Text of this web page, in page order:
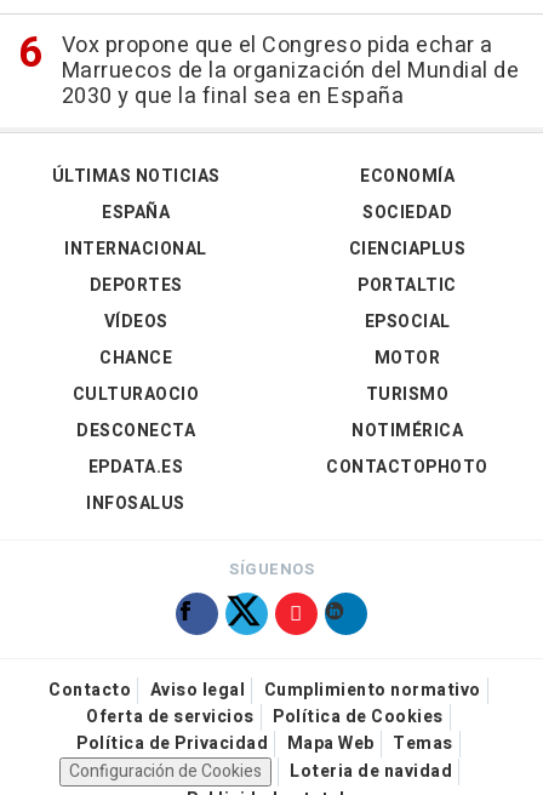
Vox propone que el Congreso pida echar a
Marruecos de la organización del Mundial de
2030 y que la final sea en España
ÚLTIMAS NOTICIAS
ESPAÑA
INTERNACIONAL
DEPORTES
VÍDEOS
ECONOMÍA
SOCIEDAD
CIENCIAPLUS
PORTALTIC
EPSOCIAL
CHANCE
CULTURAOCIO
DESCONECTA
EPDATA.ES
INFOSALUS
MOTOR
TURISMO
NOTIMÉRICA
CONTACTOPHOTO
SÍGUENOS
Contacto Aviso legal
Cumplimiento normativo
Oferta de servicios
Política de Cookies
Política de Privacidad
Mapa Web
Temas
Configuración de Cookies
Loteria de navidad